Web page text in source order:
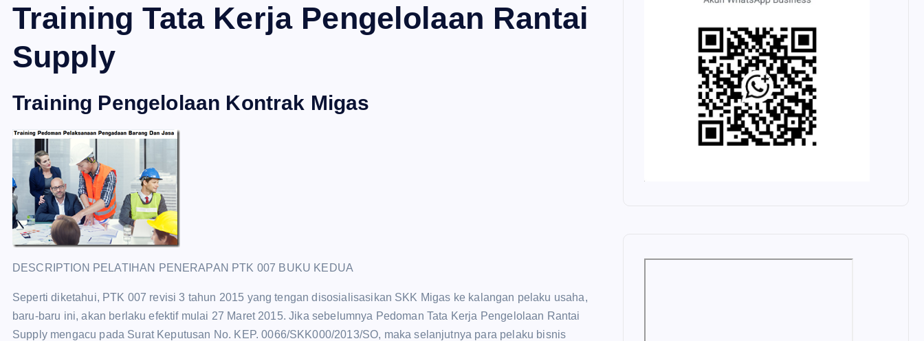
Training Tata Kerja Pengelolaan Rantai
Supply
Training Pengelolaan Kontrak Migas
DESCRIPTION PELATIHAN PENERAPAN PTK 007 BUKU KEDUA
Seperti diketahui, PTK 007 revisi 3 tahun 2015 yang tengan disosialisasikan SKK Migas ke kalangan pelaku usaha,
baru-baru ini, akan berlaku efektif mulai 27 Maret 2015. Jika sebelumnya Pedoman Tata Kerja Pengelolaan Rantai
Supply mengacu pada Surat Keputusan No. KEP. 0066/SKK000/2013/SO, maka selanjutnya para pelaku bisnis